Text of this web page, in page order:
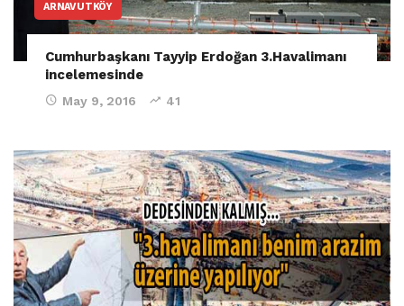
ARNAVUTKÖY
Cumhurbaşkanı Tayyip Erdoğan 3.Havalimanı
incelemesinde
May 9, 2016 41